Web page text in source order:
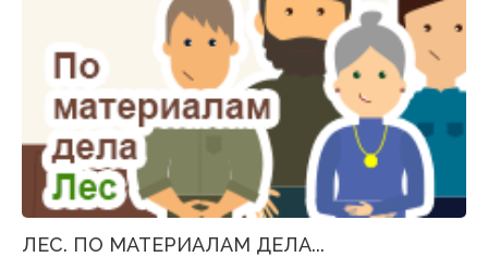
ЛЕС. ПО МАТЕРИАЛАМ ДЕЛА...